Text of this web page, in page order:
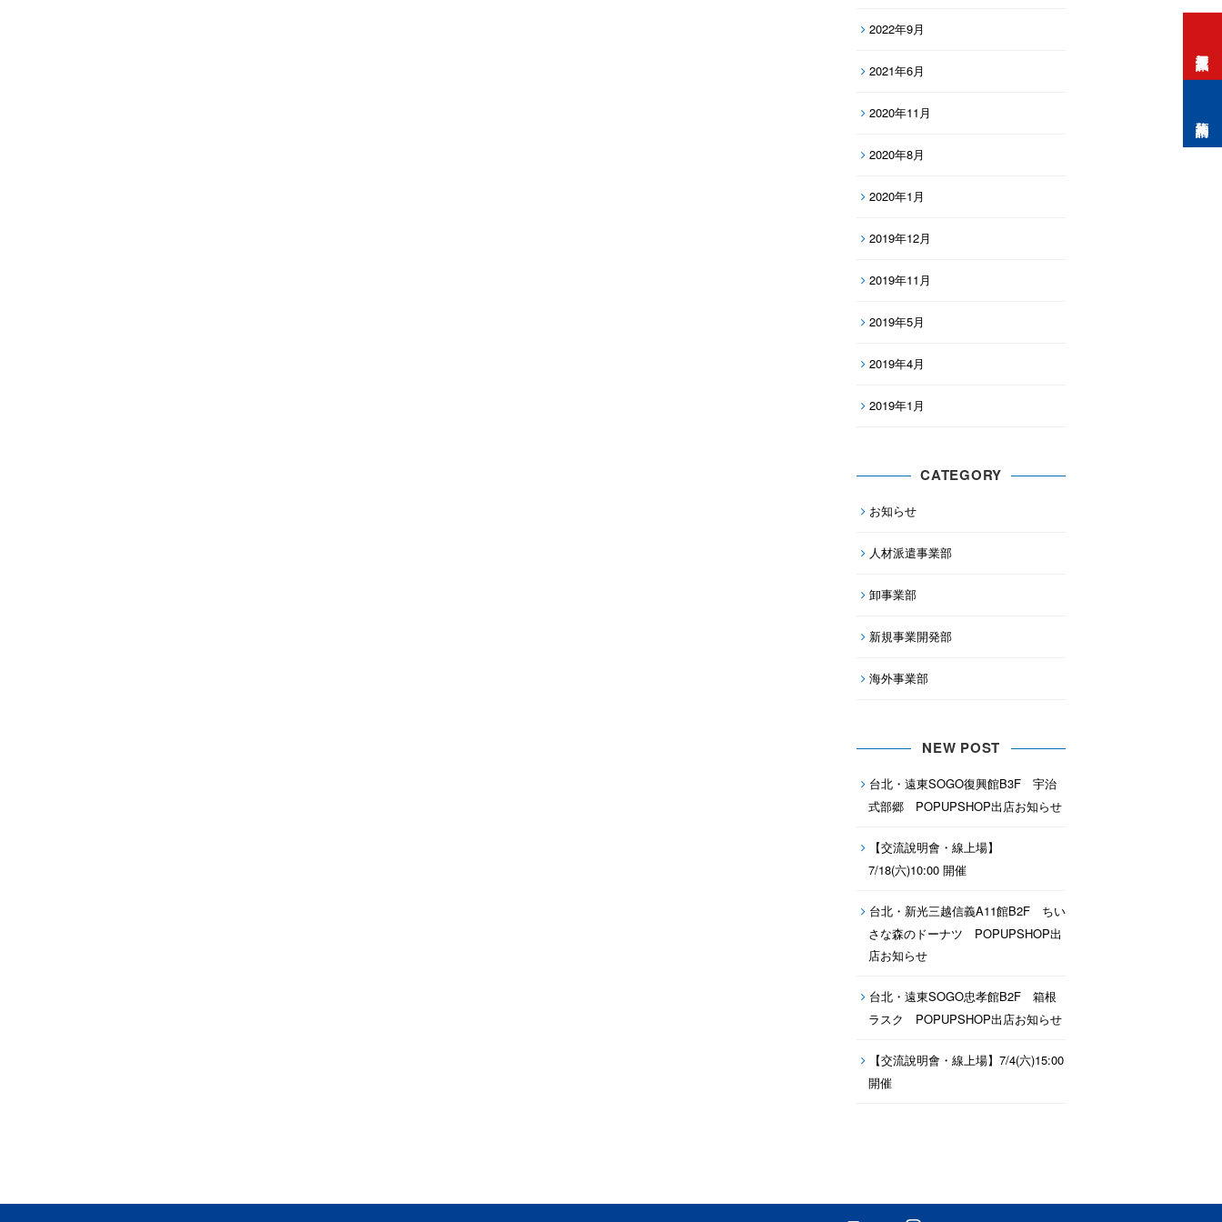
2022年9月
2021年6月
2020年11月
2020年8月
2020年1月
2019年12月
2019年11月
2019年5月
2019年4月
2019年1月
CATEGORY
お知らせ
人材派遣事業部
卸事業部
新規事業開発部
海外事業部
NEW POST
台北・遠東SOGO復興館B3F 宇治
式部郷 POPUPSHOP出店お知らせ
【交流說明會・線上場】
7/18(六)10:00 開催
台北・新光三越信義A11館B2F ちい
さな森のドーナツ POPUPSHOP出
店お知らせ
台北・遠東SOGO忠孝館B2F 箱根
ラスク POPUPSHOP出店お知らせ
【交流說明會・線上場】7/4(六)15:00
開催